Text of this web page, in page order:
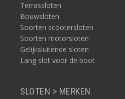
Terrassloten
Bouwsloten
Soorten scootersloten
Soorten motorsloten
Gelijksluitende sloten
Lang slot voor de boot
SLOTEN > MERKEN